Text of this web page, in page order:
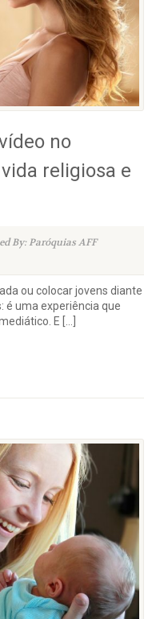
no
religiosa e
By: Paróquias AFF
ou colocar jovens diante
é uma experiência que
E […]